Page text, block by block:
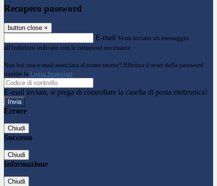
Recupero password
button close ×
E-mail Verrà inviato un messaggio
all'indirizzo indicato con le istruzioni necessarie.
Non hai una e-mail associata al nome utente? Effettua il reset della password
tramite la Login Spaggiari
E-mail inviata, si prega di controllare la casella di posta elettronica!
Errore
Chiudi
Successo
Chiudi
Informazione
Chiudi